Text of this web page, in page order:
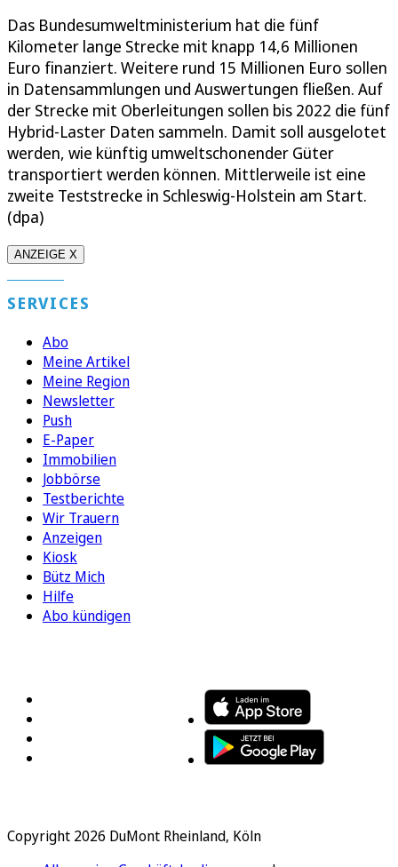
Das Bundesumweltministerium hat die fünf
Kilometer lange Strecke mit knapp 14,6 Millionen
Euro finanziert. Weitere rund 15 Millionen Euro sollen
in Datensammlungen und Auswertungen fließen. Auf
der Strecke mit Oberleitungen sollen bis 2022 die fünf
Hybrid-Laster Daten sammeln. Damit soll ausgelotet
werden, wie künftig umweltschonender Güter
transportiert werden können. Mittlerweile ist eine
zweite Teststrecke in Schleswig-Holstein am Start.
(dpa)
ANZEIGE X
SERVICES
Abo
Meine Artikel
Meine Region
Newsletter
Push
E-Paper
Immobilien
Jobbörse
Testberichte
Wir Trauern
Anzeigen
Kiosk
Bütz Mich
Hilfe
Abo kündigen
Copyright 2026 DuMont Rheinland, Köln